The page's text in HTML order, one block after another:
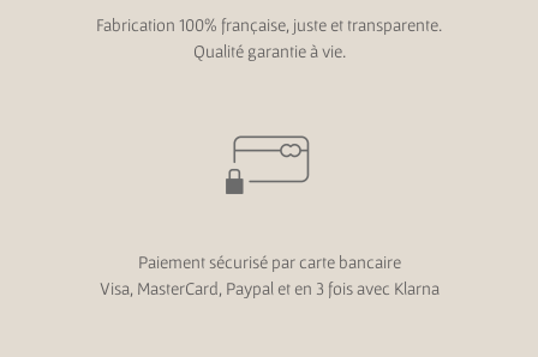
Fabrication 100% française, juste et transparente.
Qualité garantie à vie.
Paiement sécurisé par carte bancaire
Visa, MasterCard, Paypal et en 3 fois avec Klarna